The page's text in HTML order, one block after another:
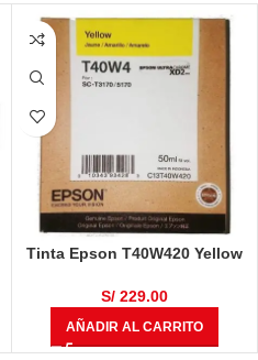
Tinta Epson T40W420 Yellow
S/229.00
AÑADIR AL CARRITO